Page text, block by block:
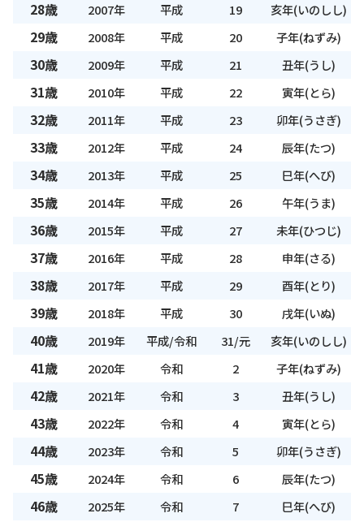
28歳 2007年 平成 19 亥年(いのしし)
29歳 2008年 平成 20 子年(ねずみ)
30歳 2009年 平成 21 丑年(うし)
31歳 2010年 平成 22 寅年(とら)
32歳 2011年 平成 23 卯年(うさぎ)
33歳 2012年 平成 24 辰年(たつ)
34歳 2013年 平成 25 巳年(へび)
35歳 2014年 平成 26 午年(うま)
36歳 2015年 平成 27 未年(ひつじ)
37歳 2016年 平成 28 申年(さる)
38歳 2017年 平成 29 酉年(とり)
39歳 2018年 平成 30 戌年(いぬ)
40歳 2019年 平成/令和 31/元 亥年(いのしし)
41歳 2020年 令和 2 子年(ねずみ)
42歳 2021年 令和 3 丑年(うし)
43歳 2022年 令和 4 寅年(とら)
44歳 2023年 令和 5 卯年(うさぎ)
45歳 2024年 令和 6 辰年(たつ)
46歳 2025年 令和 7 巳年(へび)